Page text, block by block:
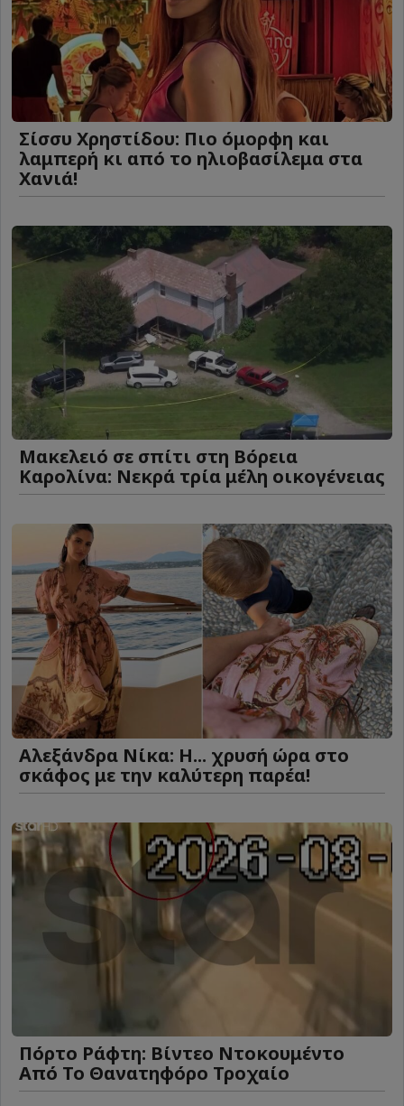
Σίσσυ Χρηστίδου: Πιο όμορφη και
λαμπερή κι από το ηλιοβασίλεμα στα
Χανιά!
Μακελειό σε σπίτι στη Βόρεια
Καρολίνα: Νεκρά τρία μέλη οικογένειας
Αλεξάνδρα Νίκα: Η... χρυσή ώρα στο
σκάφος με την καλύτερη παρέα!
Πόρτο Ράφτη: Bίντεο Ντοκουμέντο
Από Το Θανατηφόρο Τροχαίο